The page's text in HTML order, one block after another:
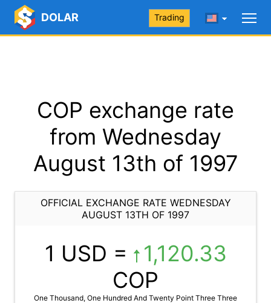
DOLAR Trading
COP exchange rate
from Wednesday
August 13th of 1997
OFFICIAL EXCHANGE RATE WEDNESDAY
AUGUST 13TH OF 1997
1 USD =
1,120.33
COP
One Thousand, One Hundred And Twenty Point Three Three